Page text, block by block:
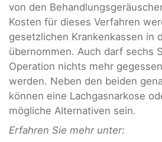
von den
Kosten für dieses Verfahren
gesetzlichen Krankenkassen in
übernommen. Auch darf sechs
Operation nichts mehr
werden. Neben den beiden
können eine Lachgasnarkose
mögliche Alternativen sein.
Erfahren Sie mehr unter: